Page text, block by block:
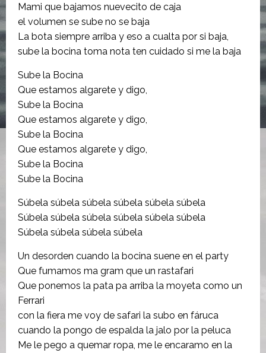
Mami que bajamos nuevecito de caja
el volumen se sube no se baja
La bota siempre arriba y eso a cualta por si baja,
sube la bocina toma nota ten cuidado si me la baja
Sube la Bocina
Que estamos algarete y digo,
Sube la Bocina
Que estamos algarete y digo,
Sube la Bocina
Que estamos algarete y digo,
Sube la Bocina
Sube la Bocina
Súbela súbela súbela súbela súbela súbela
Súbela súbela súbela súbela súbela súbela
Súbela súbela súbela súbela
Un desorden cuando la bocina suene en el party
Que fumamos ma gram que un rastafari
Que ponemos la pata pa arriba la moyeta como un
Ferrari
con la fiera me voy de safari la subo en fáruca
cuando la pongo de espalda la jalo por la peluca
Me le pego a quemar ropa, me le encaramo en la